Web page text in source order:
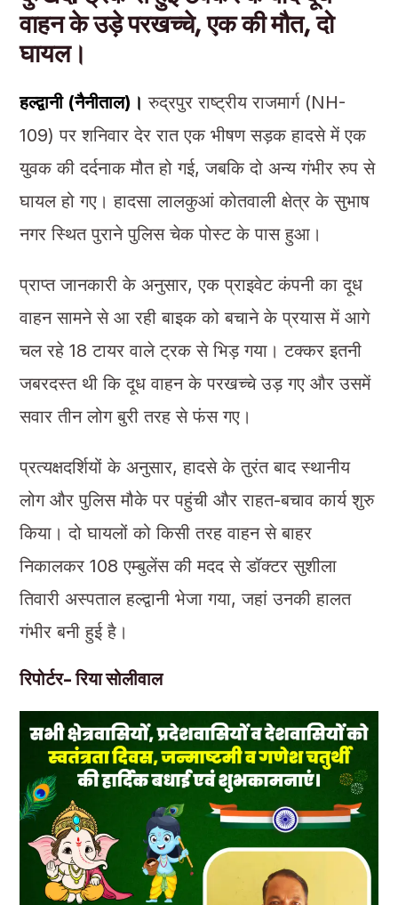
वाहन के उड़े परखच्चे, एक की मौत, दो
घायल।
हल्द्वानी (नैनीताल)। रुद्रपुर राष्ट्रीय राजमार्ग (NH-
109) पर शनिवार देर रात एक भीषण सड़क हादसे में एक
युवक की दर्दनाक मौत हो गई, जबकि दो अन्य गंभीर रुप से
घायल हो गए। हादसा लालकुआं कोतवाली क्षेत्र के सुभाष
नगर स्थित पुराने पुलिस चेक पोस्ट के पास हुआ।
प्राप्त जानकारी के अनुसार, एक प्राइवेट कंपनी का दूध
वाहन सामने से आ रही बाइक को बचाने के प्रयास में आगे
चल रहे 18 टायर वाले ट्रक से भिड़ गया। टक्कर इतनी
जबरदस्त थी कि दूध वाहन के परखच्चे उड़ गए और उसमें
सवार तीन लोग बुरी तरह से फंस गए।
प्रत्यक्षदर्शियों के अनुसार, हादसे के तुरंत बाद स्थानीय
लोग और पुलिस मौके पर पहुंची और राहत-बचाव कार्य शुरु
किया। दो घायलों को किसी तरह वाहन से बाहर
निकालकर 108 एम्बुलेंस की मदद से डॉक्टर सुशीला
तिवारी अस्पताल हल्द्वानी भेजा गया, जहां उनकी हालत
गंभीर बनी हुई है।
रिपोर्टर- रिया सोलीवाल